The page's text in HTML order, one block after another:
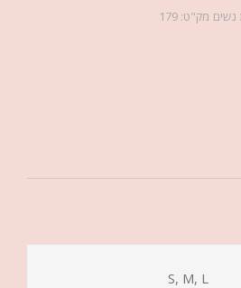
נשים מק"ט: 179
S, M, L